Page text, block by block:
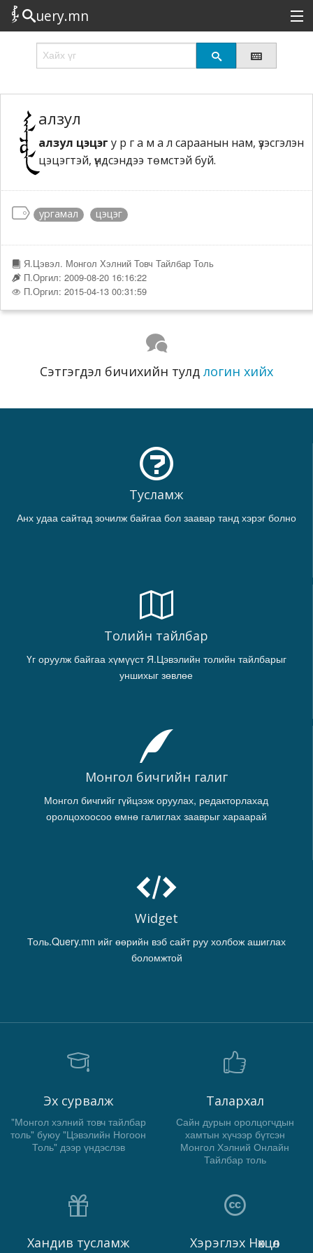
uery.mn
Сонирхолтой
Эрэлттэй
Төрөл
Татах
Логин
алзул
алзул цэцэг у р г а м а л сараанын нам, үзэсгэлэн
цэцэгтэй, үндсэндээ төмстэй буй.
ургамал цэцэг
Я.Цэвэл. Монгол Хэлний Товч Тайлбар Толь
П.Оргил: 2009-08-20 16:16:22
П.Оргил: 2015-04-13 00:31:59
Сэтгэгдэл бичихийн тулд логин хийх
Тусламж
Анх удаа сайтад зочилж байгаа бол заавар танд хэрэг болно
Толийн тайлбар
Үг оруулж байгаа хүмүүст Я.Цэвэлийн толийн тайлбарыг
уншихыг зөвлөе
Монгол бичгийн галиг
Монгол бичгийг гүйцээж оруулах, редакторлахад
оролцохоосоо өмнө галиглах зааврыг хараарай
Widget
Толь.Query.mn ийг өөрийн вэб сайт руу холбож ашиглах
боломжтой
Эх сурвалж
"Монгол хэлний товч тайлбар
толь" буюу "Цэвэлийн Ногоон
Толь" дээр үндэслэв
Талархал
Сайн дурын оролцогчдын
хамтын хүчээр бүтсэн
Монгол Хэлний Онлайн
Тайлбар толь
Хандив тусламж Хэрэглэх Нөхцөл